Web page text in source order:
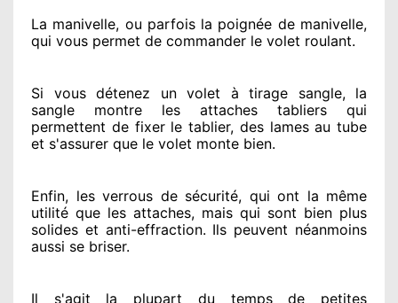
La manivelle, ou parfois la poignée de manivelle,
qui vous permet de commander le volet roulant.
Si vous détenez un volet à tirage sangle, la
sangle montre les attaches tabliers qui
permettent de fixer le tablier, des lames au tube
et s'assurer que le volet monte bien.
Enfin, les verrous de sécurité, qui ont la même
utilité que les attaches, mais qui sont bien plus
solides et anti-effraction. Ils peuvent néanmoins
aussi se briser.
Il s'agit la plupart du tempsde petites